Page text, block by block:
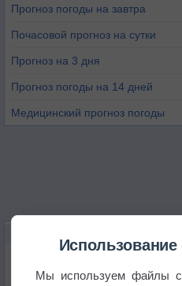
Прогноз погоды на завтра
Почасовой прогноз на сутки
Прогноз на 3 дня
Прогноз погоды на 14 дней
Медицинский прогноз погоды
Космическая
Мы используем файлы